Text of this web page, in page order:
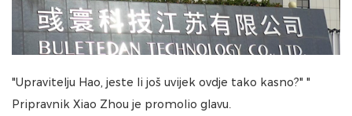
"Upravitelju Hao, jeste li još uvijek ovdje tako kasno?" "
Pripravnik Xiao Zhou je promolio glavu.